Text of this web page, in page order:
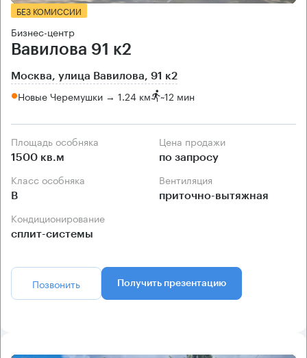
БЕЗ КОМИССИИ
Бизнес-центр
Вавилова 91 к2
Москва, улица Вавилова, 91 к2
Новые Черемушки → 1.24 км ~12 мин
Площадь особняка
1500 кв.м
Цена продажи
по запросу
Класс особняка
B
Вентиляция
приточно-вытяжная
Кондиционирование
сплит-системы
Позвонить Получить презентацию